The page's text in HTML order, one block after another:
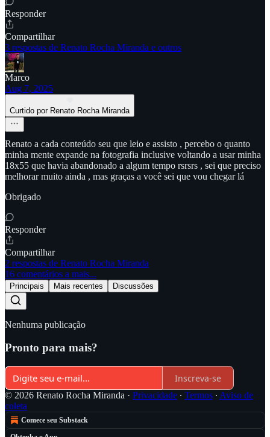
Responder
Compartilhar
3 respostas de Renato Rocha Miranda e outros
Marco
Aug 7, 2025
Curtido por Renato Rocha Miranda
Renato a cada conteúdo seu que leio e assisto , percebo o quanto
minha mente expande na fotografia inclusive voltando a usar minha
18x55 que havia abandonado a algum tempo rsrsrs , sei que preciso
melhorar muito ainda , mas graças a você sei que vou chegar lá
Obrigado
Responder
Compartilhar
2 respostas de Renato Rocha Miranda
16 comentários a mais...
Principais Mais recentes Discussões
Nenhuma publicação
Pronto para mais?
Inscreva-se
© 2026 Renato Rocha Miranda · Privacidade ∙ Termos ∙ Aviso de
coleta
Comece seu Substack